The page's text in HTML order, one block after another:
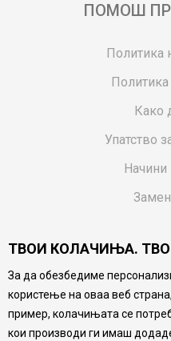
ПОМОШ
Политика
Како
Упатство
Начини
ТВОИ КОЛАЧИЊА.
За да обезбедиме
користење на оваа веб
пример, колачињата се
кои производи ги имаш